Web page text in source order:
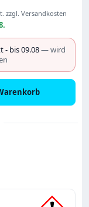
zzgl. Versandkosten
- bis 09.08— wird